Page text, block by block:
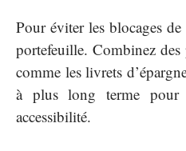
Pour éviter les blocages
portefeuille. Combinez des
comme les livrets
à plus long terme pour
accessibilité.